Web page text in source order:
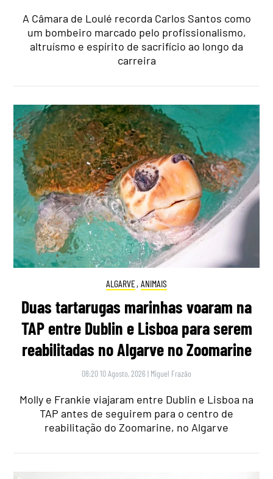
A Câmara de Loulé recorda Carlos Santos como
um bombeiro marcado pelo profissionalismo,
altruísmo e espírito de sacrifício ao longo da
carreira
ALGARVE, ANIMAIS
Duas tartarugas marinhas voaram na
TAP entre Dublin e Lisboa para serem
reabilitadas no Algarve no Zoomarine
08:20 10 Agosto, 2026 | Miguel Frazão
Molly e Frankie viajaram entre Dublin e Lisboa na
TAP antes de seguirem para o centro de
reabilitação do Zoomarine, no Algarve